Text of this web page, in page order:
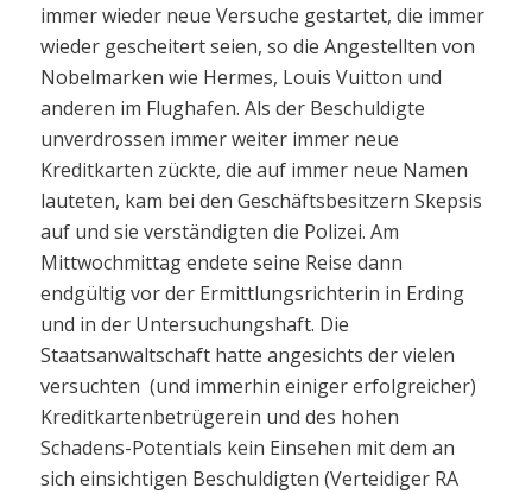
immer wieder neue Versuche gestartet, die immer
wieder gescheitert seien, so die Angestellten von
Nobelmarken wie Hermes, Louis Vuitton und
anderen im Flughafen. Als der Beschuldigte
unverdrossen immer weiter immer neue
Kreditkarten zückte, die auf immer neue Namen
lauteten, kam bei den Geschäftsbesitzern Skepsis
auf und sie verständigten die Polizei. Am
Mittwochmittag endete seine Reise dann
endgültig vor der Ermittlungsrichterin in Erding
und in der Untersuchungshaft. Die
Staatsanwaltschaft hatte angesichts der vielen
versuchten (und immerhin einiger erfolgreicher)
Kreditkartenbetrügerein und des hohen
Schadens-Potentials kein Einsehen mit dem an
sich einsichtigen Beschuldigten (Verteidiger RA